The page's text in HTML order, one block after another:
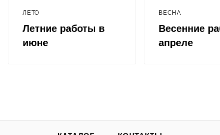
ЛЕТО
Летние работы в
июне
ВЕСНА
Весенние
апреле